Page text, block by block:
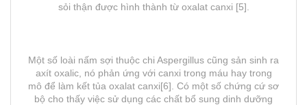
sỏi thận được hình thành từ oxalat canxi [5].
Một số loài nấm sợi thuộc chi Aspergillus cũng sản sinh ra
axít oxalic, nó phản ứng với canxi trong máu hay trong
mô để làm kết tủa oxalat canxi[6]. Có một số chứng cứ sơ
bộ cho thấy việc sử dụng các chất bổ sung dinh dưỡng